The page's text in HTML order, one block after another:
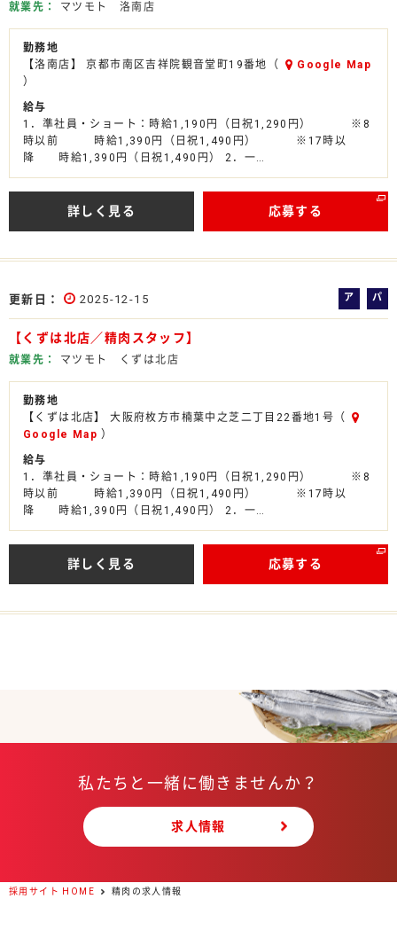
就業先 マツモト 洛南店
勤務地
【洛南店】 京都市南区吉祥院観音堂町19番地（
Google Map
）
給与
1．準社員・ショート：時給1,190円（日祝1,290円） ※8
時以前 時給1,390円（日祝1,490円） ※17時以
降 時給1,390円（日祝1,490円） 2．一…
詳しく見る 応募する
更新日 2025-12-15
ア
ル
パ
ー
【くずは北店／精肉スタッフ】
就業先 マツモト くずは北店
勤務地
【くずは北店】 大阪府枚方市楠葉中之芝二丁目22番地1号（
Google Map ）
給与
1．準社員・ショート：時給1,190円（日祝1,290円） ※8
時以前 時給1,390円（日祝1,490円） ※17時以
降 時給1,390円（日祝1,490円） 2．一…
詳しく見る 応募する
私たちと一緒に働きませんか？
求人情報
採用サイト HOME 精肉の求人情報